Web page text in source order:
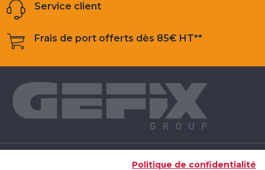
Service client
Frais de port offerts dès 85€ HT**
Politique de confidentialité